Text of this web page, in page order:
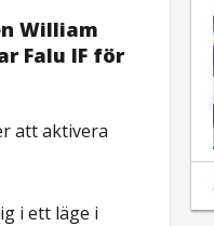
William
Falu IF för
att aktivera
i ett läge i